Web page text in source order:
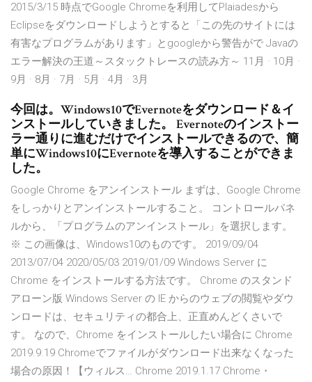
2015/3/15 時点でGoogle Chromeを利用してPlaiadesから
Eclipseをダウンロードしようとすると「この先のサイトには
有害なプログラムがあります」とgoogleから警告がで Javaの
エラー解決の王道～スタックトレースの読み方～ 11月 · 10月 ·
9月 · 8月 · 7月 · 5月 · 4月 · 3月
今回は。Windows10でEvernoteをダウンロード＆イ
ンストールしていきました。 Evernoteのインストー
ラー通りに進むだけでインストールできるので、簡
単にWindows10にEvernoteを導入することができま
した。
Google Chrome をアンインストール まずは、Google Chrome
をしっかりとアンインストールすること。 コントロールパネ
ルから、「プログラムのアンインストール」を選択します。
※ この画像は、Windows10のものです。 2019/09/04
2013/07/04 2020/05/03 2019/01/09 Windows Server に
Chrome をインストールする方法です。 Chrome のスタンド
アローン版 Windows Server の IE からのウェブの閲覧やダウ
ンロードは、セキュリティの都合上、正直めんどくさいで
す。 なので、Chrome をインストールしたい場合に Chrome
2019.9.19 Chromeでファイルがダウンロード出来なくなった
場合の原因！【ウィルス… Chrome 2019.1.17 Chrome・